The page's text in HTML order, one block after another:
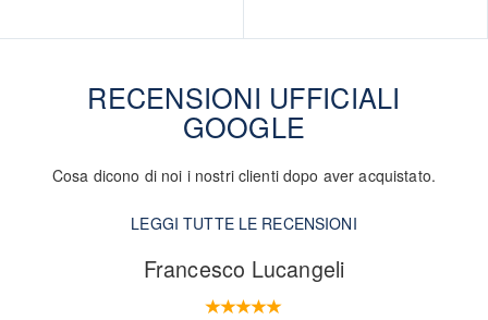
RECENSIONI UFFICIALI
GOOGLE
Cosa dicono di noi i nostri clienti dopo aver acquistato.
LEGGI TUTTE LE RECENSIONI
Francesco Lucangeli